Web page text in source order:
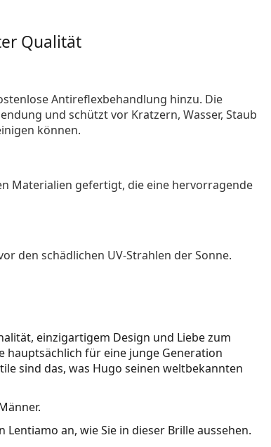
Qualität
Antireflexbehandlung hinzu. Die
und schützt vor Kratzern, Wasser, Staub
können.
Materialien gefertigt, die eine hervorragende
den schädlichen UV-Strahlen der Sonne.
einzigartigem Design und Liebe zum
hauptsächlich für eine junge Generation
sind das, was Hugo seinen weltbekannten
an, wie Sie in dieser Brille aussehen.